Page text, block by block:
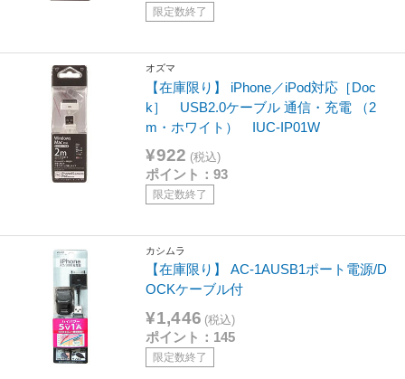
限定数終了
オズマ
【在庫限り】 iPhone／iPod対応［Doc
k］ USB2.0ケーブル 通信・充電 （2
m・ホワイト） IUC-IP01W
¥922 (税込)
ポイント：93
限定数終了
カシムラ
【在庫限り】 AC-1AUSB1ポート電源/D
OCKケーブル付
¥1,446 (税込)
ポイント：145
限定数終了